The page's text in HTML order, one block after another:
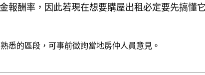
報酬率，因此若現在想要購屋出租必定要先搞懂它
悉的區段，可事前徵詢當地房仲人員意見。